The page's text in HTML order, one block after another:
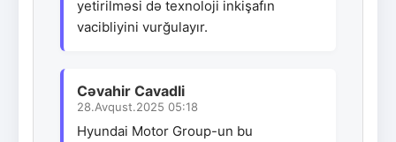
yetirilməsi də texnoloji inkişafın
vacibliyini vurğulayır.
Cəvahir Cavadli
28.Avqust.2025 05:18
Hyundai Motor Group-un bu